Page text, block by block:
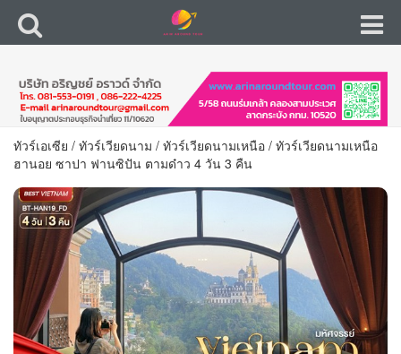
ทัวร์เอเซีย / ทัวร์เวียดนาม / ทัวร์เวียดนามเหนือ / ทัวร์เวียดนามเหนือ
ฮานอย ซาปา ฟานซิปัน ตามด๋าว 4 วัน 3 คืน